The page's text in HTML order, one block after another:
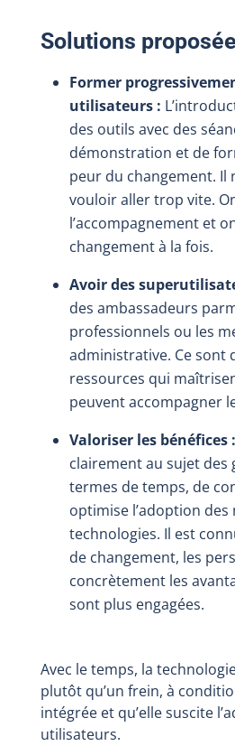
Solutions
Former
utilisateurs :
des outils avec des
démonstration et de
peur du changement. Il
vouloir aller trop vite.
l’accompagnement et
changement à la fois.
Avoir des
des ambassadeurs
professionnels ou les
administrative. Ce sont
ressources qui
peuvent accompagner
Valoriser les bénéfices :
clairement au sujet des
termes de temps, de
optimise l’adoption des
technologies. Il est
de changement, les
concrètement les
sont plus engagées.
Avec le temps, la
plutôt qu’un frein, à
intégrée et qu’elle suscite
utilisateurs.